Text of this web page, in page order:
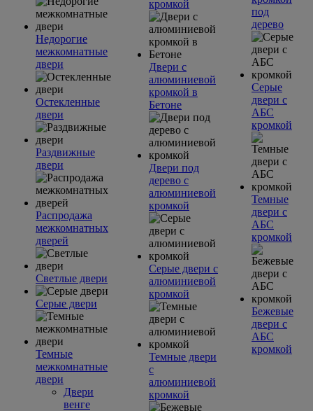
Недорогие
межкомнатные
двери
Остекленные
двери
Раздвижные
двери
Распродажа
межкомнатных
дверей
Светлые двери
Серые двери
Темные
межкомнатные
двери
Двери
венге
кромкой
Двери с
алюминиевой
кромкой в
Бетоне
Двери под
дерево с
алюминиевой
кромкой
Серые двери с
алюминиевой
кромкой
Темные двери
с
алюминиевой
кромкой
под
дерево
Серые
двери с
АБС
кромкой
Темные
двери с
АБС
кромкой
Бежевые
двери с
АБС
кромкой